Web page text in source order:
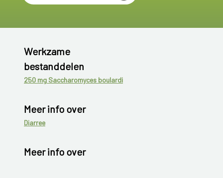
Werkzame
bestanddelen
250 mg Saccharomyces boulardi
Meer info over
Diarree
Meer info over